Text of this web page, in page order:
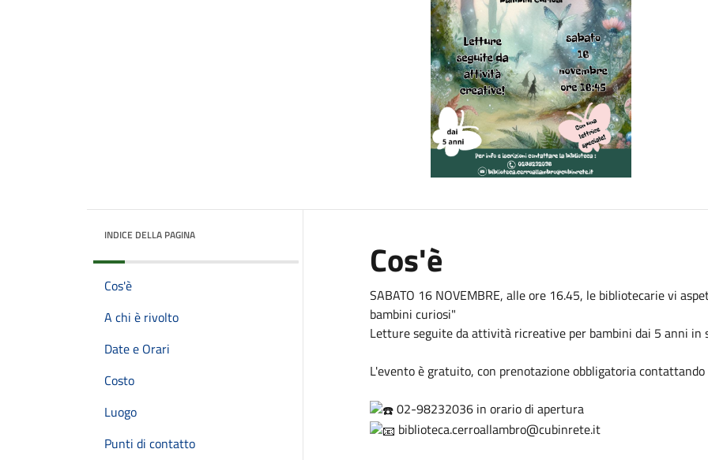
INDICE DELLA PAGINA
Cos'è
A chi è rivolto
Date e Orari
Costo
Luogo
Punti di contatto
Cos'è
SABATO 16 NOVEMBRE, alle ore 16.45, le bibliotecarie vi
bambini curiosi"
Letture seguite da attività ricreative per bambini dai 5 anni in
L'evento è gratuito, con prenotazione obbligatoria
02-98232036 in orario di apertura
biblioteca.cerroallambro@cubinrete.it